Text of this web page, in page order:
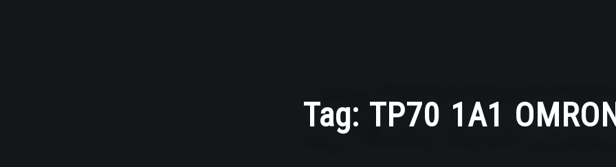
Tag: TP70 1A1